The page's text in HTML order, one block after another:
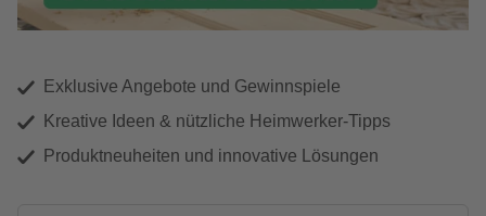
Exklusive Angebote und Gewinnspiele
Kreative Ideen & nützliche Heimwerker-Tipps
Produktneuheiten und innovative Lösungen